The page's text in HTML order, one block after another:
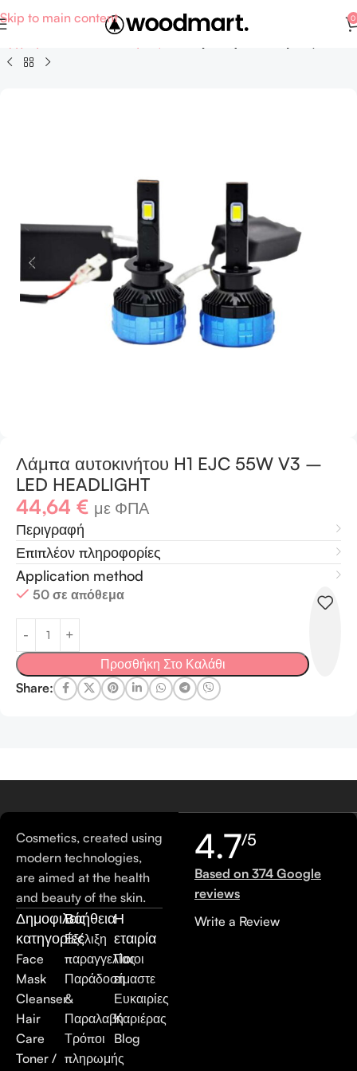
Skip to main content 0
Λάμπα αυτοκινήτου H1 EJC 55W V3 –
LED HEADLIGHT
44,64 € με ΦΠΑ
Περιγραφή
Επιπλέον πληροφορίες
Application method
50 σε απόθεμα
Προσθήκη Στο Καλάθι
Share:
Cosmetics, created using
modern technologies,
are aimed at the health
and beauty of the skin.
Δημοφιλείς
κατηγορίες
Face
Mask
Cleanser
Hair
Care
Toner /
Βοήθεια
Εξέλιξη
παραγγελίας
Παράδοση
&
Παραλαβή
Τρόποι
πληρωμής
Η
εταιρία
Ποιοι
είμαστε
Ευκαιρίες
Καριέρας
Blog
4.7/5
Based on 374 Google
reviews
Write a Review